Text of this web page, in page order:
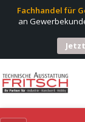
Fachhandel für
an